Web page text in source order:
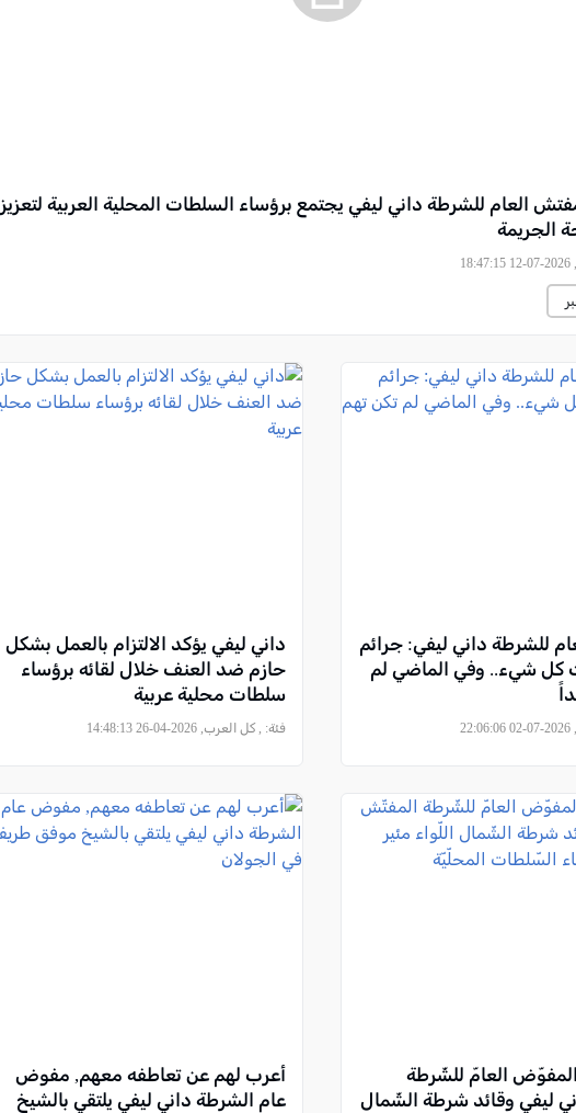
العام للشرطة داني ليفي يجتمع برؤساء السلطات المحلية العربية لتعزيز
الجريمة
للشرطة داني ليفي: جرائم
كل شيء.. وفي الماضي لم
داني ليفي يؤكد الالتزام بالعمل بشكل
حازم ضد العنف خلال لقائه برؤساء
سلطات محلية عربية
فئة: , كل العرب, 2026-04-26 14:48:13
العامّ للشّرطة
ليفي وقائد شرطة الشّمال
أعرب لهم عن تعاطفه معهم, مفوض
عام الشرطة داني ليفي يلتقي بالشيخ